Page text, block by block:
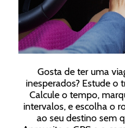
Gosta de ter uma
inesperados? Estude o
Calcule o tempo,
intervalos, e escolha o
ao seu destino sem